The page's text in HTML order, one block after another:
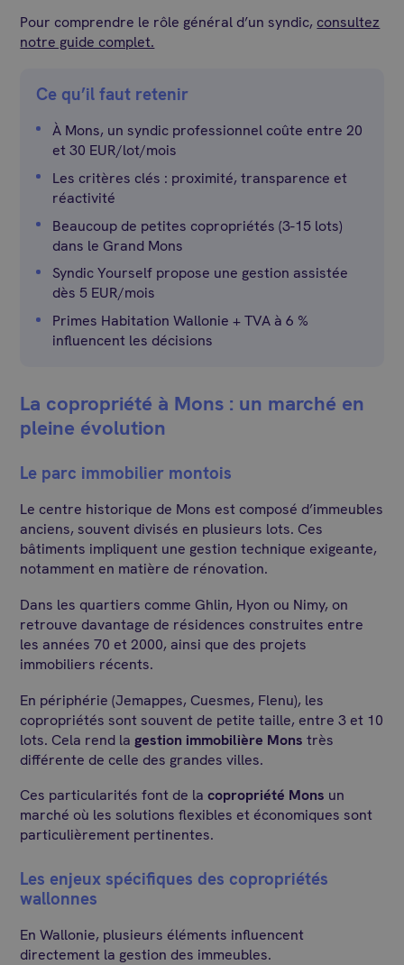
Pour comprendre le rôle général d’un syndic, consultez
notre guide complet.
Ce qu’il faut retenir
À Mons, un syndic professionnel coûte entre 20
et 30 EUR/lot/mois
Les critères clés : proximité, transparence et
réactivité
Beaucoup de petites copropriétés (3-15 lots)
dans le Grand Mons
Syndic Yourself propose une gestion assistée
dès 5 EUR/mois
Primes Habitation Wallonie + TVA à 6 %
influencent les décisions
La copropriété à Mons : un marché en
pleine évolution
Le parc immobilier montois
Le centre historique de Mons est composé d’immeubles
anciens, souvent divisés en plusieurs lots. Ces
bâtiments impliquent une gestion technique exigeante,
notamment en matière de rénovation.
Dans les quartiers comme Ghlin, Hyon ou Nimy, on
retrouve davantage de résidences construites entre
les années 70 et 2000, ainsi que des projets
immobiliers récents.
En périphérie (Jemappes, Cuesmes, Flenu), les
copropriétés sont souvent de petite taille, entre 3 et 10
lots. Cela rend la gestion immobilière Mons très
différente de celle des grandes villes.
Ces particularités font de lacopropriété Mons un
marché où les solutions flexibles et économiques sont
particulièrement pertinentes.
Les enjeux spécifiques des copropriétés
wallonnes
En Wallonie, plusieurs éléments influencent
directement la gestion des immeubles.